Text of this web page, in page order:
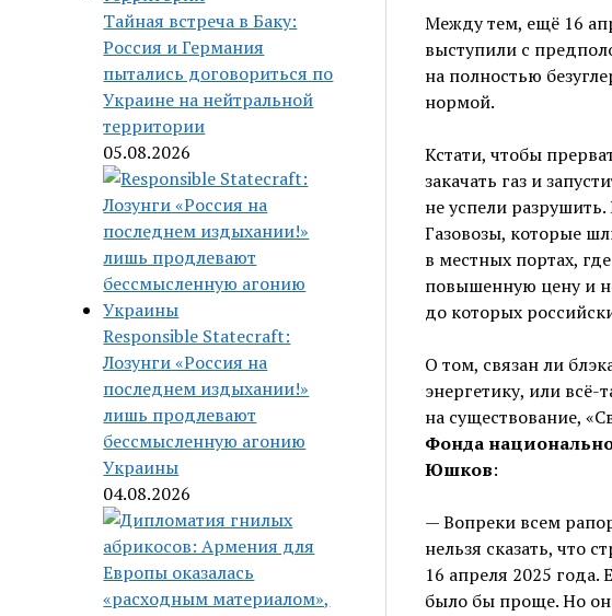
Тайная встреча в Баку:
Россия и Германия
пытались договориться по
Украине на нейтральной
территории
05.08.2026
Responsible Statecraft:
Лозунги «Россия на
последнем издыхании!»
лишь продлевают
бессмысленную агонию
Украины
04.08.2026
Между тем, ещё 16
выступили с
на полностью
нормой.
Кстати, чтобы
закачать газ и
не успели
Газовозы, которые
в местных портах,
повышенную цену и
до которых
О том, связан ли
энергетику, или всё-
на существование,
Фонда
Юшков:
— Вопреки всем
нельзя сказать, что
16 апреля 2025 года.
было бы проще. Но